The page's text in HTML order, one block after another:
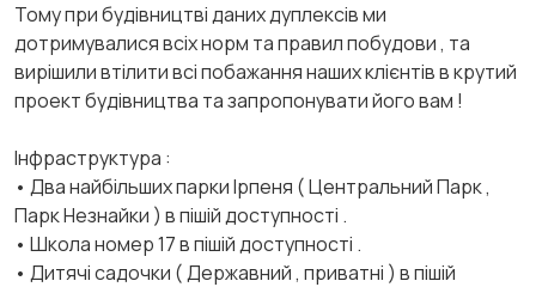
Тому при будівництві даних дуплексів ми
дотримувалися всіх норм та правил побудови , та
вирішили втілити всі побажання наших клієнтів в крутий
проект будівництва та запропонувати його вам !
Інфраструктура :
• Два найбільших парки Ірпеня ( Центральний Парк ,
Парк Незнайки ) в пішій доступності .
• Школа номер 17 в пішій доступності .
• Дитячі садочки ( Державний , приватні ) в пішій